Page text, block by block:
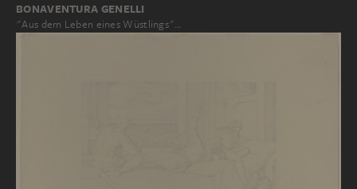
BONAVENTURA GENELLI
"Aus dem Leben eines Wüstlings"…